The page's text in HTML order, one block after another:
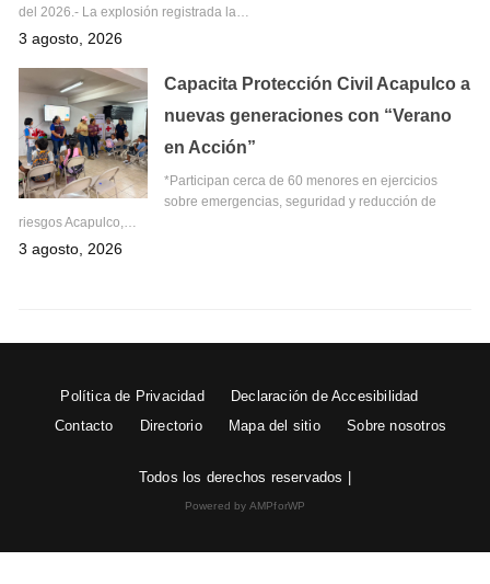
del 2026.- La explosión registrada la…
3 agosto, 2026
Capacita Protección Civil Acapulco a
nuevas generaciones con “Verano
en Acción”
*Participan cerca de 60 menores en ejercicios
sobre emergencias, seguridad y reducción de
riesgos Acapulco,…
3 agosto, 2026
Política de Privacidad
Declaración de Accesibilidad
Contacto
Directorio Mapa del sitio Sobre nosotros
Todos los derechos reservados |
Powered by AMPforWP